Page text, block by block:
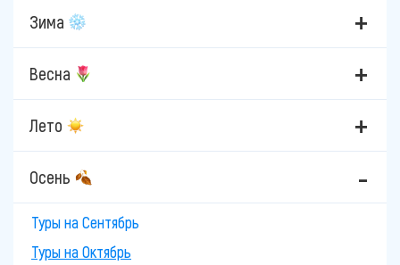
Зима
Весна
Лето
Осень
Туры на Сентябрь
Туры на Октябрь